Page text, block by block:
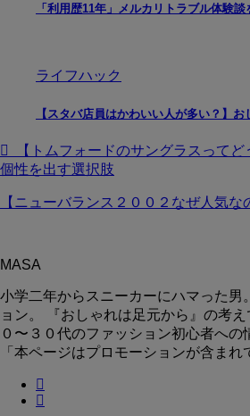
「利用歴11年」メルカリトラブル体験談
ライフハック
【スタバ店員はかわいい人が多い？】
【トムフォードのサングラスってど
個性を出す選択肢
【ニューバランス２００２なぜ人気
MASA
小学二年からスニーカーにハマった男
ョン。 『おしゃれは足元から』の考
０〜３０代のファッション初心者への
「本ページはプロモーションが含まれ